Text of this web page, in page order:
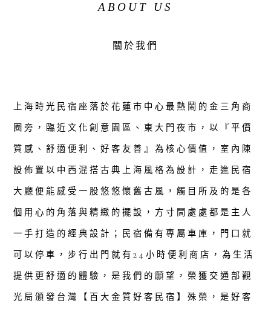
ABOUT US
關於我們
上海時光民宿座落於花蓮市中心最熱鬧的金三角商
圈旁，臨近文化創意園區、東大門夜市，以『平價
質感、舒適便利、好客友善』為核心價值，室內陳
設佈置以中西混搭古典上海風格為設計，走進民宿
大廳便能感受一股悠悠懷舊古風，觸目所及的是各
個用心的角落與精緻的擺設，方寸間處處都是主人
一手打造的經典設計；民宿備有專屬車庫，門口就
可以停車，步行出門就有24小時便利商店，為生活
提供更舒適的體驗，是我們的願望，榮獲交通部觀
光局頒發台灣【百大金質好客民宿】殊榮，是好客